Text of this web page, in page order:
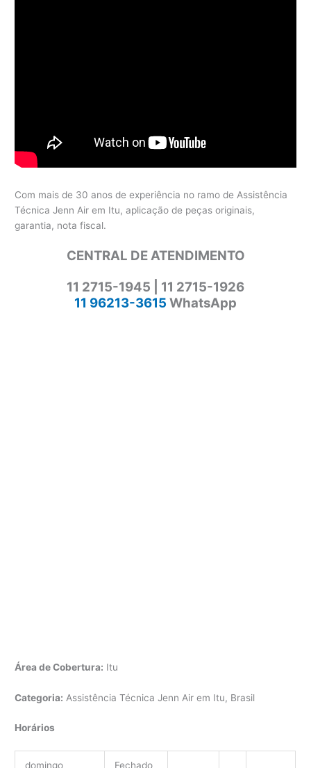
Com mais de 30 anos de experiência no ramo de Assistência
Técnica Jenn Air em Itu, aplicação de peças originais,
garantia, nota fiscal.
CENTRAL DE ATENDIMENTO
11 2715-1945 | 11 2715-1926
11 96213-3615 WhatsApp
Área de Cobertura: Itu
Categoria: Assistência Técnica Jenn Air em Itu, Brasil
Horários
domingo Fechado